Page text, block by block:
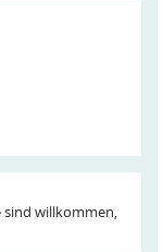
sind willkommen,